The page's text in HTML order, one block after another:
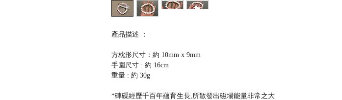
產品描述 ：
方枕形尺寸：約 10mm x 9mm
手圍尺寸 : 約 16cm
重量 : 約 30g
*硨磲經歷千百年蘊育生長,所散發出磁場能量非常之大